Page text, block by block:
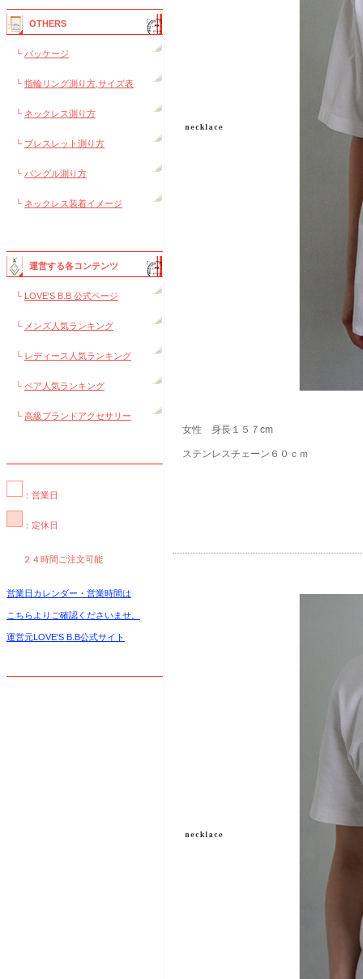
OTHERS
└ パッケージ
└ 指輪リング測り方,サイズ表
└ ネックレス測り方
└ ブレスレット測り方
└ バングル測り方
└ ネックレス装着イメージ
運営する各コンテンツ
└ LOVE'S B.B 公式ページ
└ メンズ人気ランキング
└ レディース人気ランキング
└ ペア人気ランキング
└ 高級ブランドアクセサリー
：営業日
：定休日
２４時間ご注文可能
営業日カレンダー・営業時間は
こちらよりご確認くださいませ。
運営元LOVE'S B.B公式サイト
女性 身長１５７cm
ステンレスチェーン６０ｃｍ